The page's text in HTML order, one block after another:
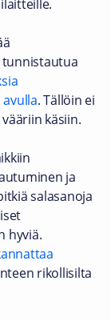
tunnistautua
. Tällöin ei
käsiin.
ja
salasanoja
hyviä.
rikollisilta